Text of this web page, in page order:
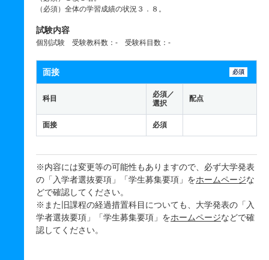
（必須）全体の学習成績の状況３．８。
試験内容
個別試験 受験教科数：- 受験科目数：-
面接 必須
科目
必須／
選択
配点
面接 必須
※内容には変更等の可能性もありますので、必ず大学発表
の「入学者選抜要項」「学生募集要項」をホームページな
どで確認してください。
※また旧課程の経過措置科目についても、大学発表の「入
学者選抜要項」「学生募集要項」をホームページなどで確
認してください。